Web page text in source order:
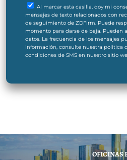
Al marcar esta casilla, doy mi
mensajes de texto relacionados con
de seguimiento de ZDFirm. Puede
momento para darse de baja. Pueden
datos. La frecuencia de los mensajes
información, consulte nuestra política
condiciones de SMS en nuestro sitio
OFICINAS